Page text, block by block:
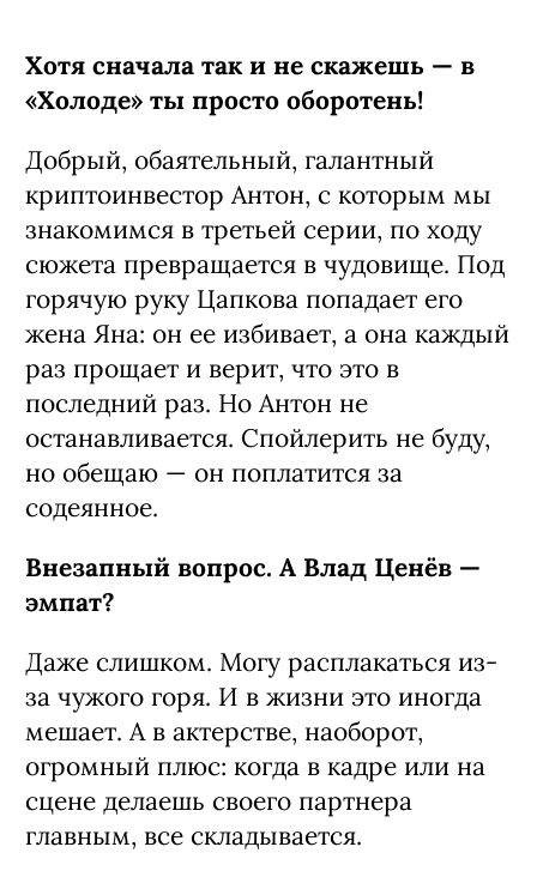
Хотя сначала так и не скажешь — в
«Холоде» ты просто оборотень!
Добрый, обаятельный, галантный
криптоинвестор Антон, с которым мы
знакомимся в третьей серии, по ходу
сюжета превращается в чудовище. Под
горячую руку Цапкова попадает его
жена Яна: он ее избивает, а она каждый
раз прощает и верит, что это в
последний раз. Но Антон не
останавливается. Спойлерить не буду,
но обещаю — он поплатится за
содеянное.
Внезапный вопрос. А Влад Ценёв —
эмпат?
Даже слишком. Могу расплакаться из-
за чужого горя. И в жизни это иногда
мешает. А в актерстве, наоборот,
огромный плюс: когда в кадре или на
сцене делаешь своего партнера
главным, все складывается.